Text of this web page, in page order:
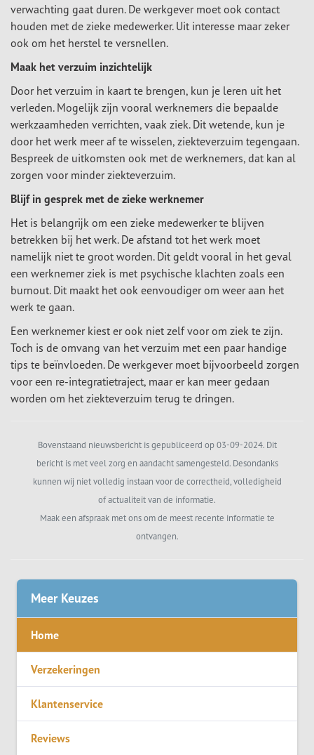
verwachting gaat duren. De werkgever moet ook contact
houden met de zieke medewerker. Uit interesse maar zeker
ook om het herstel te versnellen.
Maak het verzuim inzichtelijk
Door het verzuim in kaart te brengen, kun je leren uit het
verleden. Mogelijk zijn vooral werknemers die bepaalde
werkzaamheden verrichten, vaak ziek. Dit wetende, kun je
door het werk meer af te wisselen, ziekteverzuim tegengaan.
Bespreek de uitkomsten ook met de werknemers, dat kan al
zorgen voor minder ziekteverzuim.
Blijf in gesprek met de zieke werknemer
Het is belangrijk om een zieke medewerker te blijven
betrekken bij het werk. De afstand tot het werk moet
namelijk niet te groot worden. Dit geldt vooral in het geval
een werknemer ziek is met psychische klachten zoals een
burnout. Dit maakt het ook eenvoudiger om weer aan het
werk te gaan.
Een werknemer kiest er ook niet zelf voor om ziek te zijn.
Toch is de omvang van het verzuim met een paar handige
tips te beïnvloeden. De werkgever moet bijvoorbeeld zorgen
voor een re-integratietraject, maar er kan meer gedaan
worden om het ziekteverzuim terug te dringen.
Bovenstaand nieuwsbericht is gepubliceerd op 03-09-2024. Dit
bericht is met veel zorg en aandacht samengesteld. Desondanks
kunnen wij niet volledig instaan voor de correctheid, volledigheid
of actualiteit van de informatie.
Maak een afspraak met ons om de meest recente informatie te
ontvangen.
Meer Keuzes
Home
Verzekeringen
Klantenservice
Reviews